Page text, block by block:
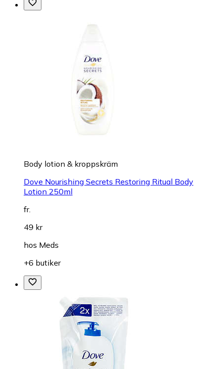
Body lotion & kroppskräm
Dove Nourishing Secrets Restoring Ritual Body
Lotion 250ml
fr.
49 kr
hos Meds
+6 butiker